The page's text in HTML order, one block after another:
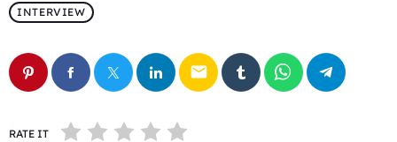
INTERVIEW
email
RATE IT